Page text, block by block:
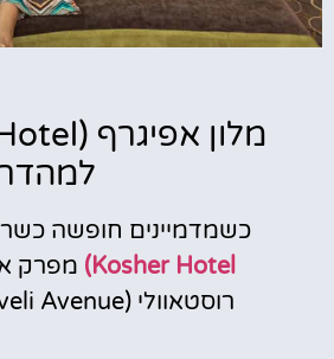
מלונות
לחצו
פה!
כשמדמיינים חופשה
Kosher Hotel) מפרק